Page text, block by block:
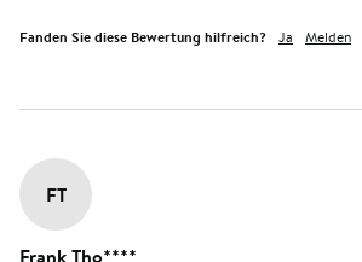
Fanden Sie diese Bewertung hilfreich? Ja Melden
FT
Frank Tho****